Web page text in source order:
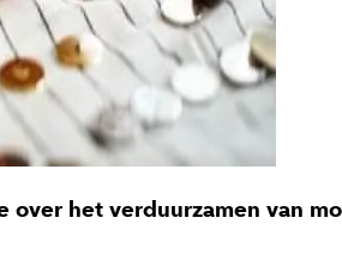
over het verduurzamen van